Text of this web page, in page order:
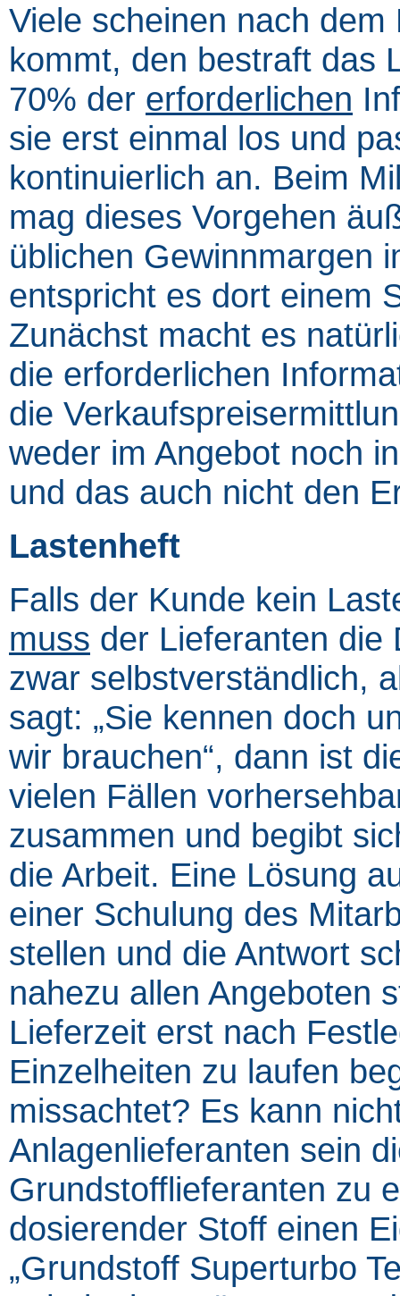
Viele scheinen nach
kommt, den bestraft das
70% der erforderlichen
sie erst einmal los und
kontinuierlich an. Beim
mag dieses Vorgehen
üblichen Gewinnmargen
entspricht es dort einem
Zunächst macht es
die erforderlichen
die
weder im Angebot noch
und das auch nicht den
Lastenheft
Falls der Kunde kein
muss der Lieferanten die
zwar selbstverständlich,
sagt: „Sie kennen doch
wir brauchen“, dann ist
vielen Fällen
zusammen und begibt
die Arbeit. Eine Lösung
einer Schulung des
stellen und die Antwort
nahezu allen Angeboten
Lieferzeit erst nach
Einzelheiten zu laufen
missachtet? Es kann
Anlagenlieferanten sein
Grundstofflieferanten zu
dosierender Stoff einen
„Grundstoff Superturbo